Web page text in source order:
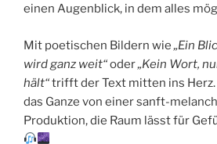
einen Augenblick, in dem alles
Mit poetischen Bildern wie„Ein
wird ganz weit“oder„Kein Wort,
hält“trifft der Text mitten ins
das Ganze von einer sanft-
Produktion, die Raum lässt für